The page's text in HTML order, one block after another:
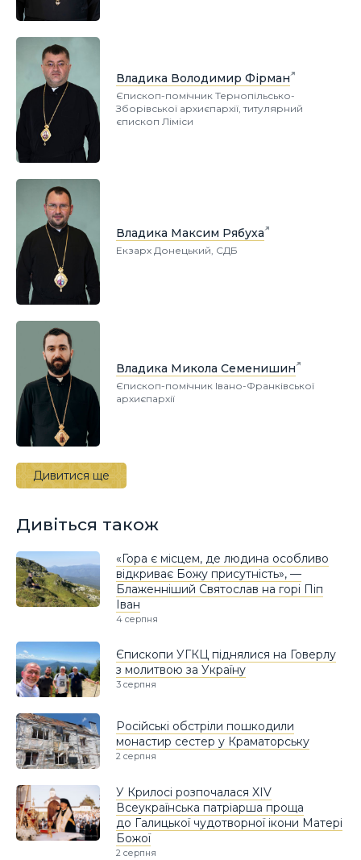
Владика Володимир Фірман
Єпископ-помічник Тернопільсько-
Зборівської архиєпархії, титулярний
єпископ Ліміси
Владика Максим Рябуха
Екзарх Донецький, СДБ
Владика Микола Семенишин
Єпископ-помічник Івано-Франківської
архиєпархії
Дивитися ще
Дивіться також
«Гора є місцем, де людина особливо
відкриває Божу присутність», —
Блаженніший Святослав на горі Піп
Іван
4 серпня
Єпископи УГКЦ піднялися на Говерлу
з молитвою за Україну
3 серпня
Російські обстріли пошкодили
монастир сестер у Краматорську
2 серпня
У Крилосі розпочалася XIV
Всеукраїнська патріарша проща
до Галицької чудотворної ікони Матері
Божої
2 серпня